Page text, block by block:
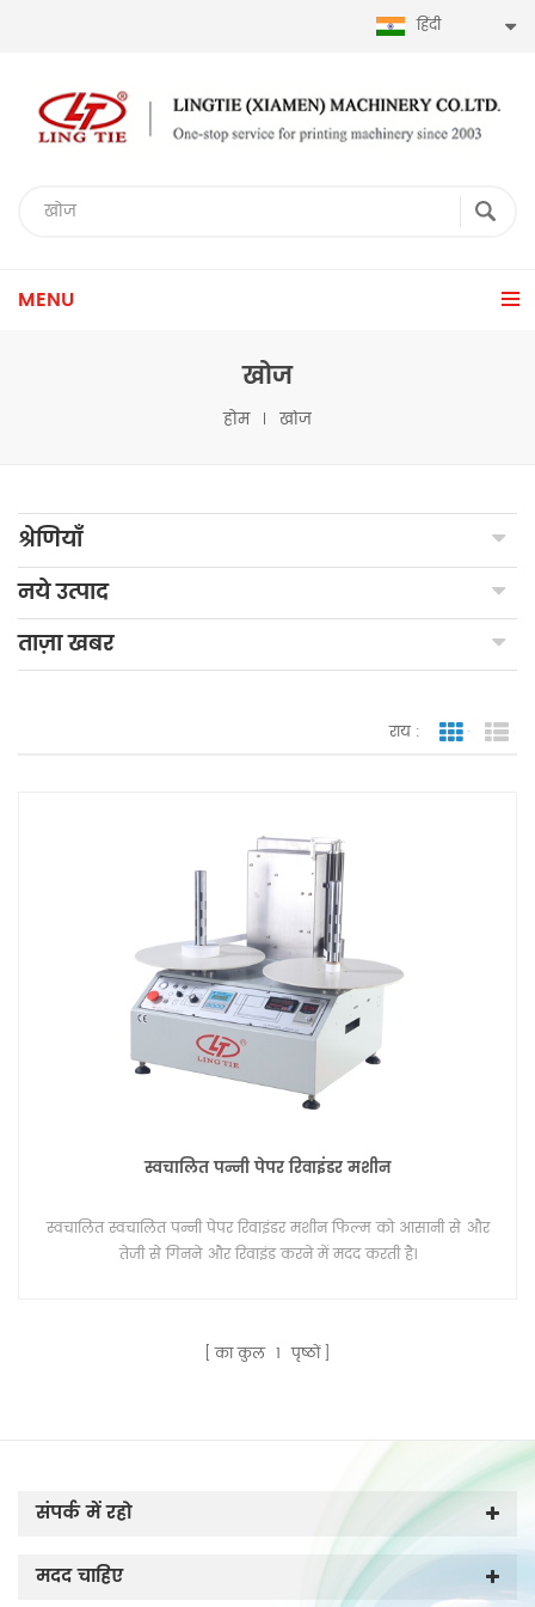
हिंदी
MENU
खोज
होम खोज
श्रेणियाँ
नये उत्पाद
ताज़ा खबर
राय : जाली
स्वचालित पन्नी पेपर रिवाइंडर मशीन
स्वचालित स्वचालित पन्नी पेपर रिवाइंडर मशीन फिल्म को आसानी से और
तेजी से गिनने और रिवाइंड करने में मदद करती है।
का कुल 1 पृष्ठों
संपर्क में रहो
मदद चाहिए